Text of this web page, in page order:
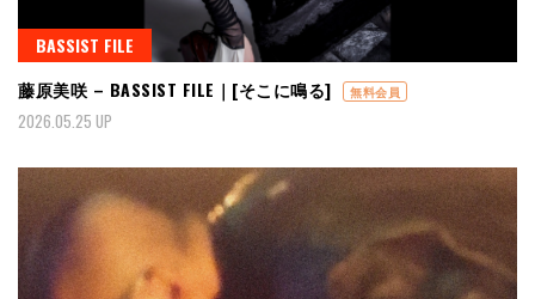
BASSIST FILE
藤原美咲 – BASSIST FILE｜[そこに鳴る]
無料会員
2026.05.25 UP